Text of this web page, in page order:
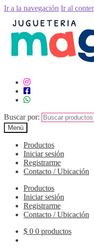
Ir a la navegación Ir al
Buscar por:
Menú
Productos
Iniciar sesión
Registrarme
Contacto / Ubicación
Productos
Iniciar sesión
Registrarme
Contacto / Ubicación
$ 0 0 productos